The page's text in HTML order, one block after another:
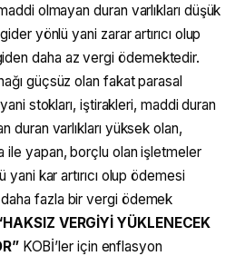
olmayan duran varlıkları düşük
yönlü yani zarar artırıcı olup
daha az vergi ödemektedir.
güçsüz olan fakat parasal
stokları, iştirakleri, maddi duran
duran varlıkları yüksek olan,
ile yapan, borçlu olan işletmeler
yani kar artırıcı olup ödemesi
fazla bir vergi ödemek
VERGİYİ YÜKLENECEK
KOBİ’ler için enflasyon